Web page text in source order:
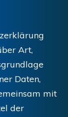
Art,
Daten,
mit
der